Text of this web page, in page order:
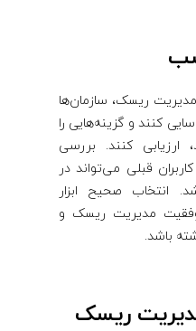
مدیریت ریسک، سازمان‌ها
کنند و گزینه‌هایی را
ارزیابی کنند. بررسی
قبلی می‌تواند در
انتخاب صحیح ابزار
مدیریت ریسک و
باشد.
مدیریت ریسک